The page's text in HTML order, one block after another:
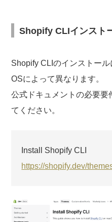
Shopify CLIインスト
Shopify CLIのインストー
OSによって異なります。
公式ドキュメントの必要要
てください。
Install Shopify CLI
https://shopify.dev/